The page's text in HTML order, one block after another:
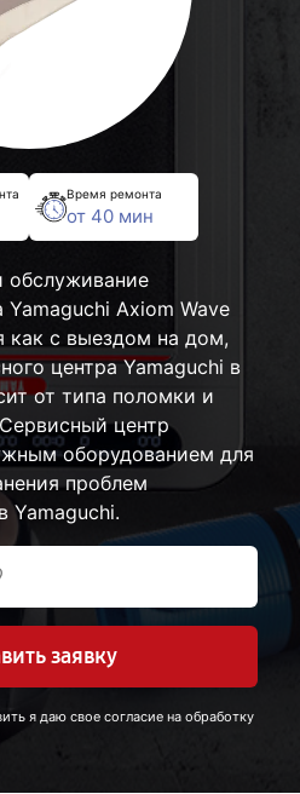
Время ремонта
от 40 мин
обслуживание
Axiom Wave
как с выездом на дом,
центра Yamaguchi в
от типа поломки и
центр
оборудованием для
проблем
Yamaguchi.
заявку
я даю свое согласие на обработку